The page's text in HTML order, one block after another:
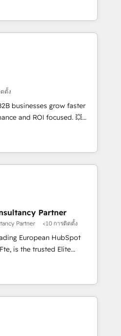
From onboarding to
our in-house team
that drive long-term
automation setup •
and data cleanups •
📈 End-to-
• Lifecycle marketing and
• Sales enablement tools
Retention strategies with
and 2,000+
expertise across marketing,
ตั้ง
businesses grow faster
and ROI focused. 💥
with your teams to
and improve user
and marketing results.
and optimising your
🔌 Integrating HubSpot
your teams to be
services using
, Data
& Platform
in HubSpot.
Partner
Partner <10 การติดตั้ง
European HubSpot
Elite
achieving Commercial
processes, we
and minimize
we provide expertise to
are fully